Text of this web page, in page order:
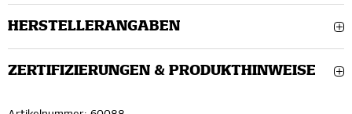
HERSTELLERANGABEN
ZERTIFIZIERUNGEN & PRODUKTHINWEISE